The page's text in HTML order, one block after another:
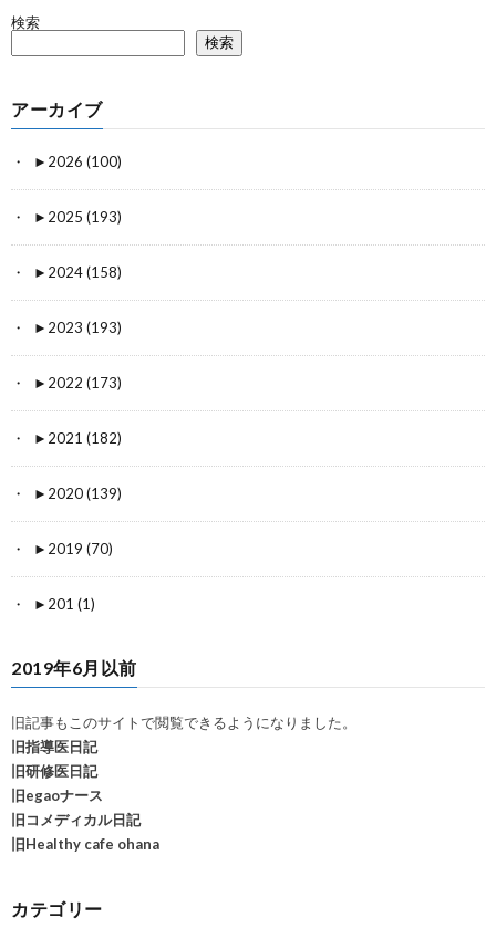
検索
検索
アーカイブ
► 2026 (100)
► 2025 (193)
► 2024 (158)
► 2023 (193)
► 2022 (173)
► 2021 (182)
► 2020 (139)
► 2019 (70)
► 201 (1)
2019年6月以前
旧記事もこのサイトで閲覧できるようになりました。
旧指導医日記
旧研修医日記
旧egaoナース
旧コメディカル日記
旧Healthy cafe ohana
カテゴリー